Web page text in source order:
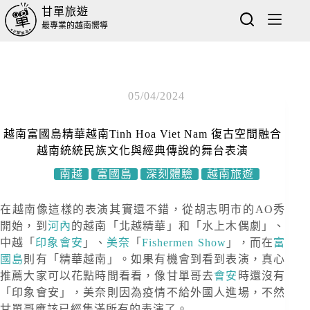
甘單旅遊
最專業的越南嚮導
05/04/2024
越南富國島精華越南Tinh Hoa Viet Nam 復古空間融合
越南統統民族文化與經典傳說的舞台表演
南越
富國島 深刻體驗 越南旅遊
在越南像這樣的表演其實還不錯，從胡志明市的AO秀
開始，到 河內的越南「北越精華」和「水上木偶劇」、
中越「 印象會安 」、 美奈 「Fishermen Show 」，而在富
國島則有「精華越南」。如果有機會到看到表演，真心
推薦大家可以花點時間看看，像甘單哥去會安 時還沒有
「印象會安」，美奈則因為疫情不給外國人進場，不然